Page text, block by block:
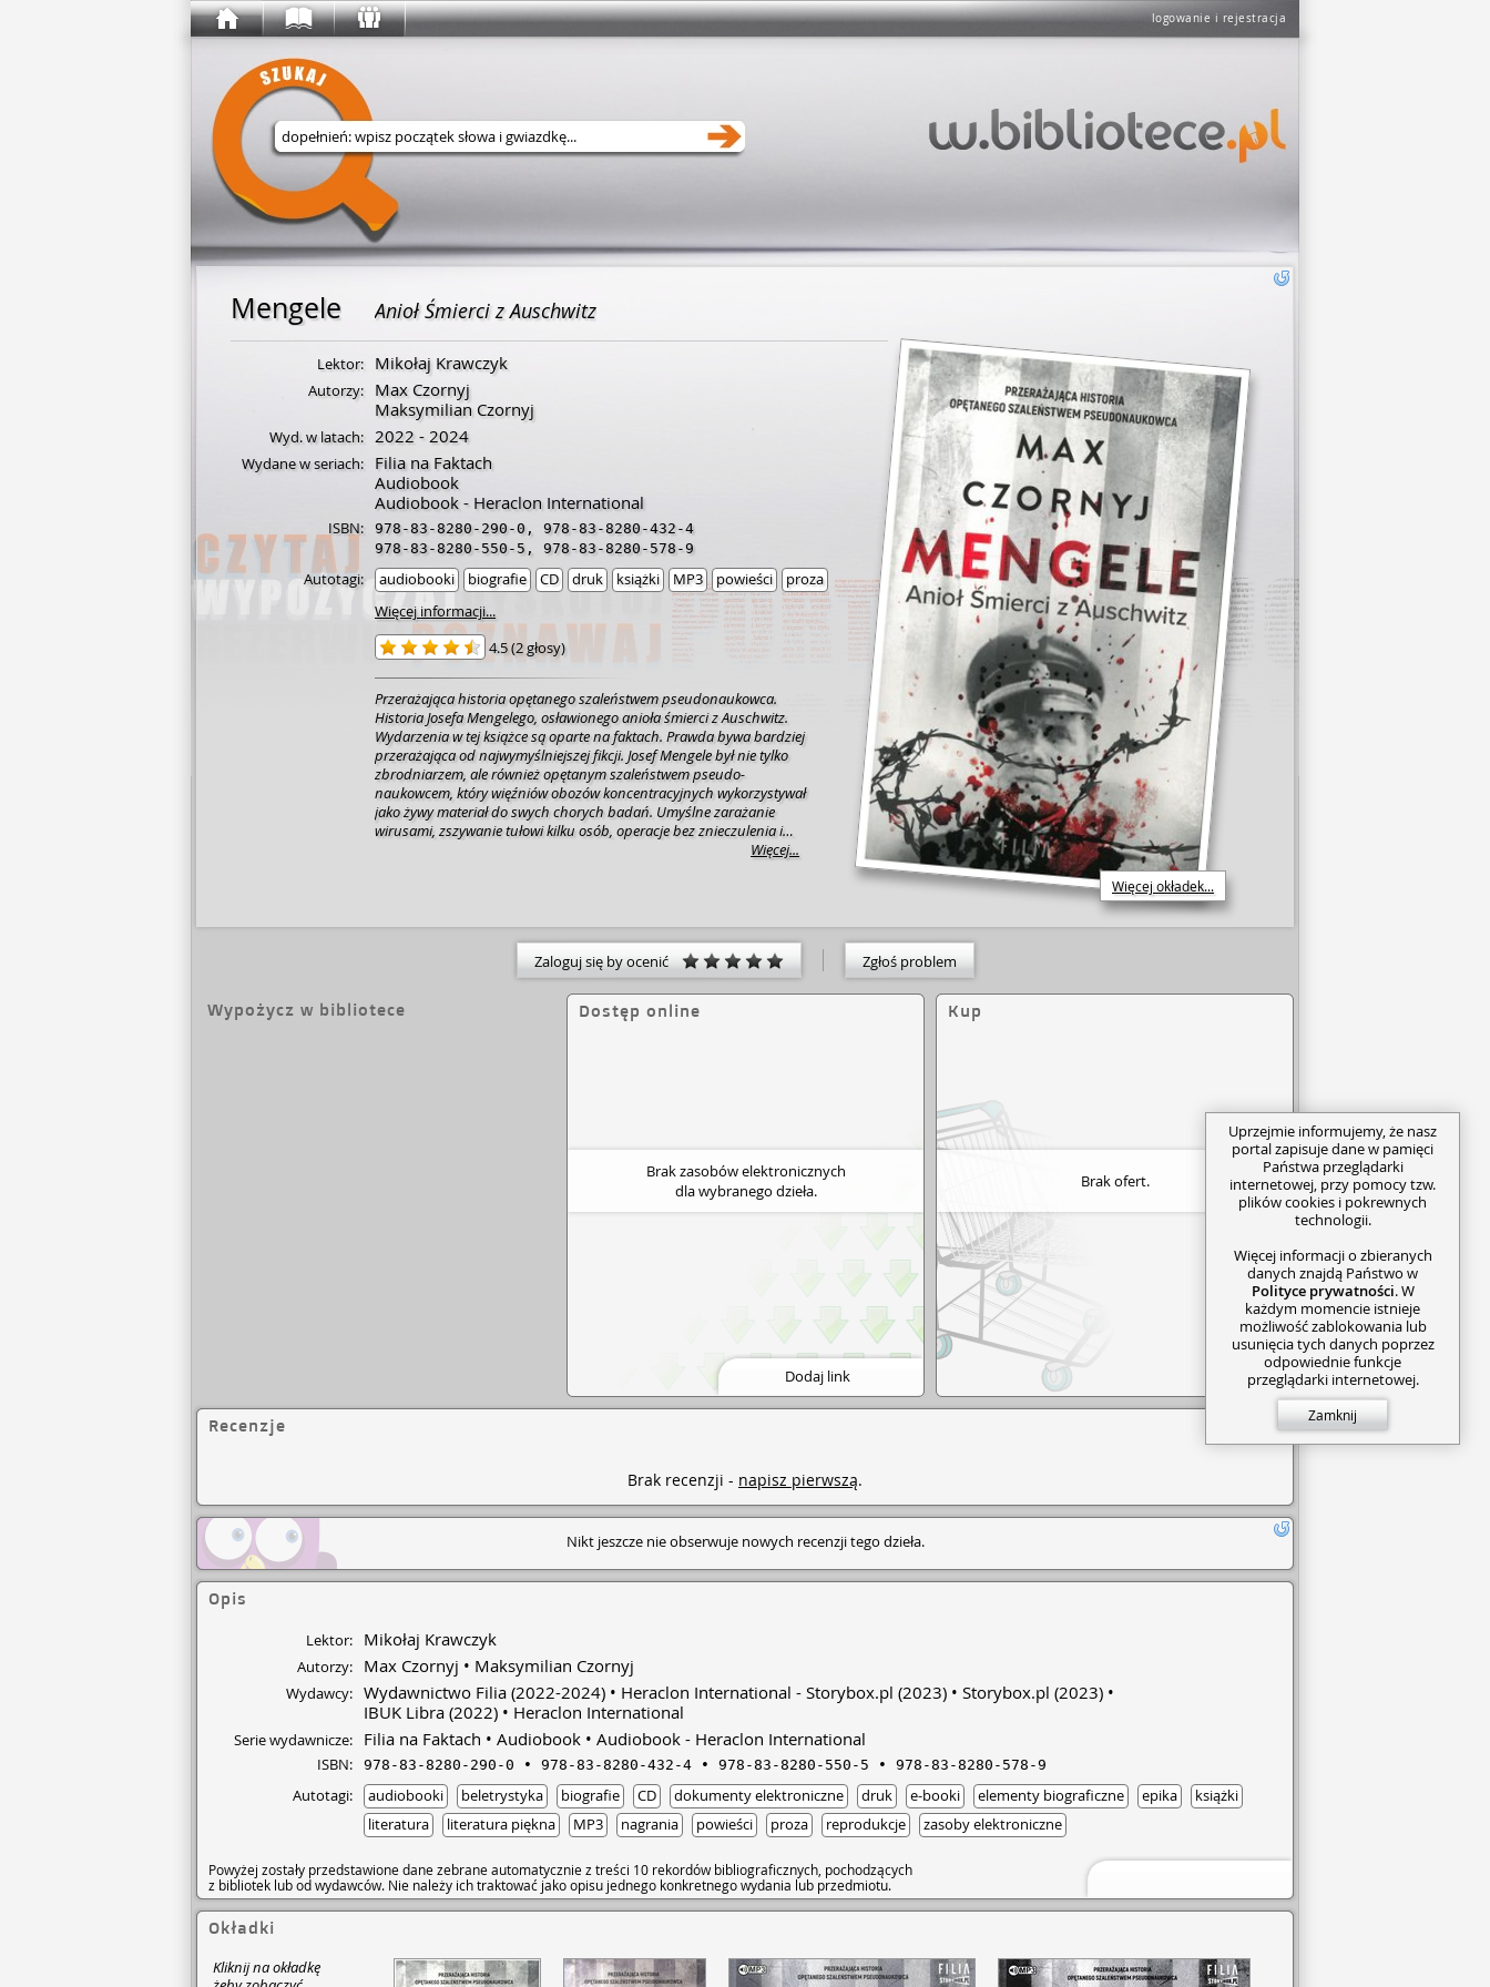
logowanie i rejestracja
Wyszukaj w serwisie
Mengele Anioł Śmierci z Auschwitz
Więcej okładek...
Lektor: Mikołaj Krawczyk
Autorzy:
Max Czornyj
Maksymilian Czornyj
Wyd. w latach: 2022 - 2024
Wydane w seriach:
Filia na Faktach
Audiobook
Audiobook - Heraclon International
ISBN: 978-83-8280-290-0, 978-83-8280-432-4
978-83-8280-550-5 , 978-83-8280-578-9
Autotagi: audiobooki biografie CD druk książki MP3 powieści
proza
Więcej informacji...
4.5(2 głosy)
Przerażająca historia opętanego szaleństwem pseudonaukowca.
Historia Josefa Mengelego, osławionego anioła śmierci z Auschwitz.
Wydarzenia w tej książce są oparte na faktach. Prawda bywa bardziej
przerażająca od najwymyślniejszej fikcji. Josef Mengele był nie tylko
zbrodniarzem, ale również opętanym szaleństwem pseudo-
naukowcem, który więźniów obozów koncentracyjnych wykorzystywał
jako żywy materiał do swych chorych badań. Umyślne zarażanie
wirusami, zszywanie tułowi kilku osób, operacje bez znieczulenia i
wyrywanie płodów. To nie upiorne science-fiction, a prawdziwaWięcej...
Zaloguj się by ocenić Zgłoś problem
Wypożycz w bibliotece Dostęp online
Brak zasobów elektronicznych
dla wybranego dzieła.
Dodaj link
Kup
Brak ofert.
Recenzje
Brak recenzji - napisz pierwszą.
Nikt jeszcze nie obserwuje nowych recenzji tego dzieła.
Opis
Lektor: Mikołaj Krawczyk
Autorzy: Max Czornyj Maksymilian Czornyj
Wydawcy: Wydawnictwo Filia (2022-2024) Heraclon International - Storybox.pl (2023) Storybox.pl (2023)
IBUK Libra (2022) Heraclon International
Serie wydawnicze: Filia na Faktach Audiobook Audiobook - Heraclon International
ISBN: 978-83-8280-290-0 978-83-8280-432-4 978-83-8280-550-5 978-83-8280-578-9
Autotagi: audiobooki beletrystyka biografie CD dokumenty elektroniczne druk e-booki elementy biograficzne epika
książki
literatura
literatura piękna MP3 nagrania powieści proza reprodukcje zasoby elektroniczne
Powyżej zostały przedstawione dane zebrane automatycznie z treści 10 rekordów bibliograficznych, pochodzących
z bibliotek lub od wydawców. Nie należy ich traktować jako opisu jednego konkretnego wydania lub przedmiotu.
Okładki
Kliknij na okładkę
Uprzejmie informujemy, że nasz
portal zapisuje dane w pamięci
Państwa przeglądarki
internetowej, przy pomocy tzw.
plików cookies i pokrewnych
technologii.
Więcej informacji o zbieranych
danych znajdą Państwo w
Polityce prywatności. W
każdym momencie istnieje
możliwość zablokowania lub
usunięcia tych danych poprzez
odpowiednie funkcje
przeglądarki internetowej.
Zamknij